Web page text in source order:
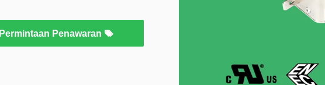
Permintaan Penawaran